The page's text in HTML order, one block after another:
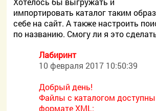
импортировать каталог таким
себе на сайт. А также настроить
по названию. Смогу ли я это
Лабиринт
10 февраля 2017 10:50:39
Добрый день!
Файлы с каталогом
формате XML: